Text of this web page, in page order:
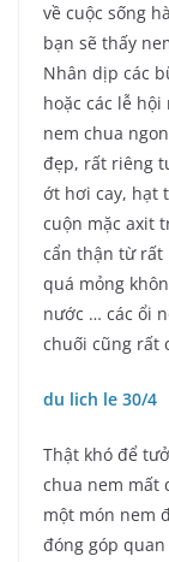
về cuộc sống
bạn sẽ thấy
Nhân dịp các
hoặc các lễ
nem chua
đẹp, rất riêng
ớt hơi cay, hạt
cuộn mặc axit
cẩn thận từ rất
quá mỏng
nước … các ổi
chuối cũng rất
du lich le 30/4
Thật khó để
chua nem mất
một món nem
đóng góp